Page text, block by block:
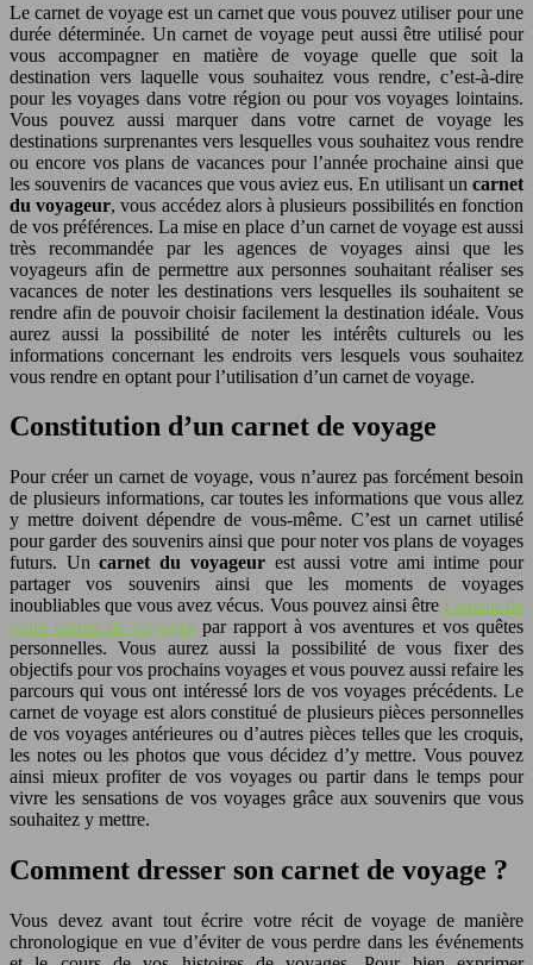
Le carnet de voyage est un carnet que vous pouvez utiliser pour une
durée déterminée. Un carnet de voyage peut aussi être utilisé pour
vous accompagner en matière de voyage quelle que soit la
destination vers laquelle vous souhaitez vous rendre, c’est-à-dire
pour les voyages dans votre région ou pour vos voyages lointains.
Vous pouvez aussi marquer dans votre carnet de voyage les
destinations surprenantes vers lesquelles vous souhaitez vous rendre
ou encore vos plans de vacances pour l’année prochaine ainsi que
les souvenirs de vacances que vous aviez eus. En utilisant un carnet
du voyageur, vous accédez alors à plusieurs possibilités en fonction
de vos préférences. La mise en place d’un carnet de voyage est aussi
très recommandée par les agences de voyages ainsi que les
voyageurs afin de permettre aux personnes souhaitant réaliser ses
vacances de noter les destinations vers lesquelles ils souhaitent se
rendre afin de pouvoir choisir facilement la destination idéale. Vous
aurez aussi la possibilité de noter les intérêts culturels ou les
informations concernant les endroits vers lesquels vous souhaitez
vous rendre en optant pour l’utilisation d’un carnet de voyage.
Constitution d’un carnet de voyage
Pour créer un carnet de voyage, vous n’aurez pas forcément besoin
de plusieurs informations, car toutes les informations que vous allez
y mettre doivent dépendre de vous-même. C’est un carnet utilisé
pour garder des souvenirs ainsi que pour noter vos plans de voyages
futurs. Uncarnet du voyageurest aussi votre ami intime pour
partager vos souvenirs ainsi que les moments de voyages
inoubliables que vous avez vécus. Vous pouvez ainsi être l’auteur de
votre carnet de voyagespar rapport à vos aventures et vos quêtes
personnelles. Vous aurez aussi la possibilité de vous fixer des
objectifs pour vos prochains voyages et vous pouvez aussi refaire les
parcours qui vous ont intéressé lors de vos voyages précédents. Le
carnet de voyage est alors constitué de plusieurs pièces personnelles
de vos voyages antérieures ou d’autres pièces telles que les croquis,
les notes ou les photos que vous décidez d’y mettre. Vous pouvez
ainsi mieux profiter de vos voyages ou partir dans le temps pour
vivre les sensations de vos voyages grâce aux souvenirs que vous
souhaitez y mettre.
Comment dresser son carnet de voyage ?
Vous devez avant tout écrire votre récit de voyage de manière
chronologique en vue d’éviter de vous perdre dans les événements